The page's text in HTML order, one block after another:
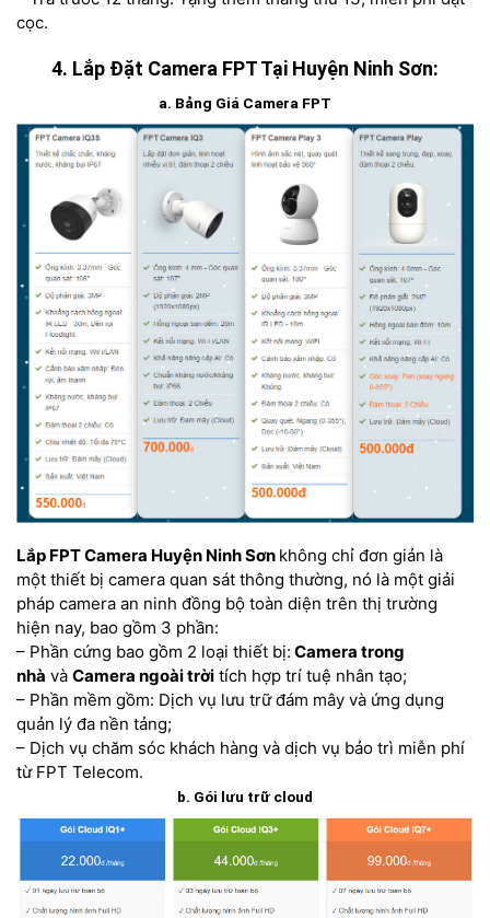
cọc.
4. Lắp Đặt Camera FPT Tại Huyện Ninh Sơn:
a. Bảng Giá Camera FPT
Lắp FPT Camera Huyện Ninh Sơn không chỉ đơn giản là
một thiết bị camera quan sát thông thường, nó là một giải
pháp camera an ninh đồng bộ toàn diện trên thị trường
hiện nay, bao gồm 3 phần:
– Phần cứng bao gồm 2 loại thiết bị: Camera trong
nhà và Camera ngoài trời tích hợp trí tuệ nhân tạo;
– Phần mềm gồm: Dịch vụ lưu trữ đám mây và ứng dụng
quản lý đa nền tảng;
– Dịch vụ chăm sóc khách hàng và dịch vụ bảo trì miễn phí
từ FPT Telecom.
b. Gói lưu trữ cloud